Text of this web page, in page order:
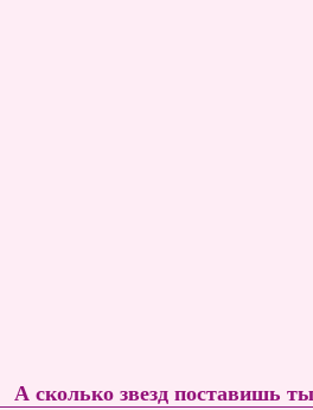
А сколько звезд поставишь